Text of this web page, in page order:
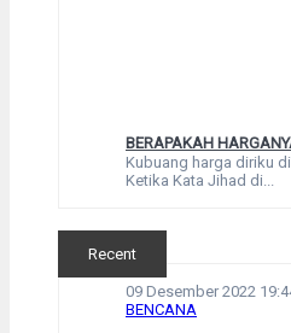
BERAPAKAH
Kubuang harga diriku
Ketika Kata Jihad di...
Recent
09 Desember 2022
BENCANA